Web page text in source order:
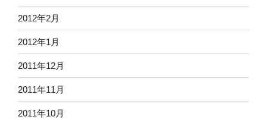
2012年2月
2012年1月
2011年12月
2011年11月
2011年10月